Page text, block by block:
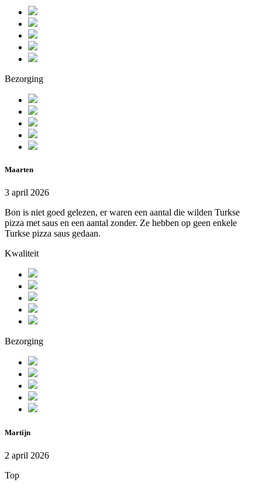
Bezorging
Maarten
3 april 2026
Bon is niet goed gelezen, er waren een aantal die wilden Turkse
pizza met saus en een aantal zonder. Ze hebben op geen enkele
Turkse pizza saus gedaan.
Kwaliteit
Bezorging
Martijn
2 april 2026
Top